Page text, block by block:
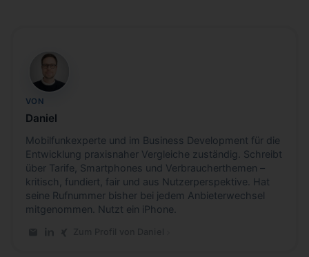
DH
VON
Daniel
Mobilfunkexperte und im Business Development für die
Entwicklung praxisnaher Vergleiche zuständig. Schreibt
über Tarife, Smartphones und Verbraucherthemen –
kritisch, fundiert, fair und aus Nutzerperspektive. Hat
seine Rufnummer bisher bei jedem Anbieterwechsel
mitgenommen. Nutzt ein iPhone.